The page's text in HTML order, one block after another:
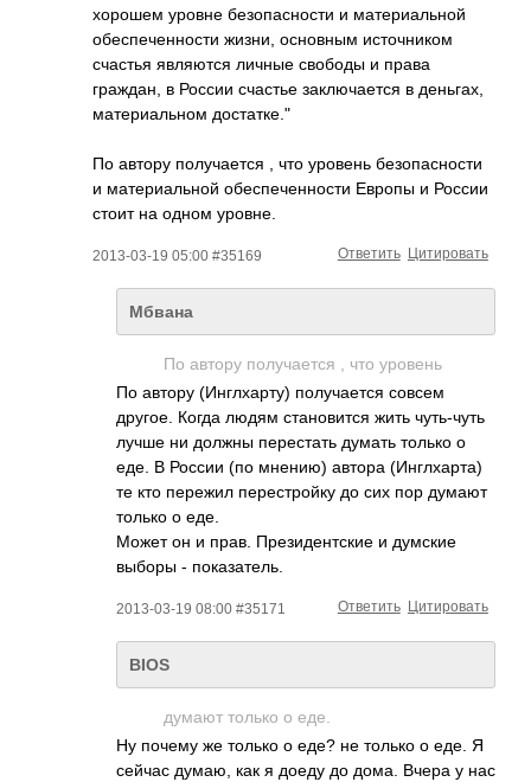
хорошем уровне безопасности и материальной
обеспеченности жизни, основным источником
счастья являются личные свободы и права
граждан, в России счастье заключается в деньгах,
материальном достатке."
По автору получается , что уровень безопасности
и материальной обеспеченности Европы и России
стоит на одном уровне.
2013-03-19 05:00 #35169 Цитировать
Ответить
Мбвана
По автору получается , что уровень
По автору (Инглхарту) получается совсем
другое. Когда людям становится жить чуть-чуть
лучше ни должны перестать думать только о
еде. В России (по мнению) автора (Инглхарта)
те кто пережил перестройку до сих пор думают
только о еде.
Может он и прав. Президентские и думские
выборы - показатель.
2013-03-19 08:00 #35171 Цитировать
Ответить
BIOS
думают только о еде.
Ну почему же только о еде? не только о еде. Я
сейчас думаю, как я доеду до дома. Вчера у нас